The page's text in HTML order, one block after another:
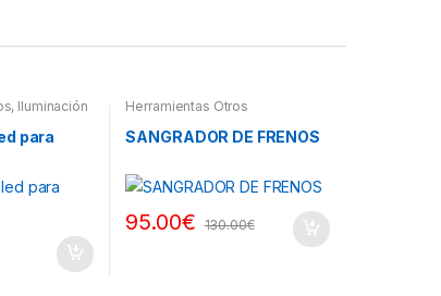
, Iluminación
para
Herramientas Otros
SANGRADOR DE FRENOS
95.00€ 130.00€